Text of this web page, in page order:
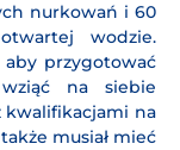
nurkowań i 60
wodzie.
przygotować
na siebie
kwalifikacjami na
musiał mieć